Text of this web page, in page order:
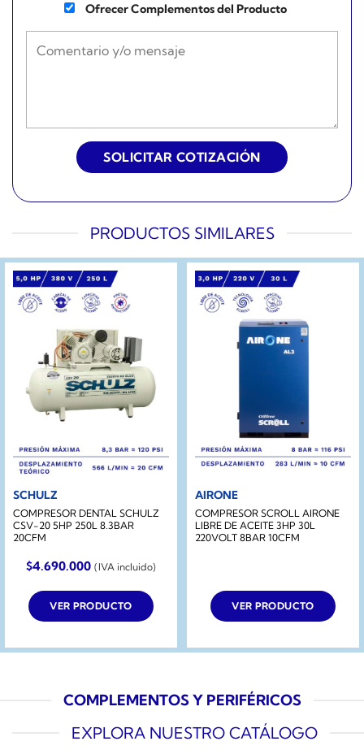
Ofrecer Complementos del Producto
PRODUCTOS SIMILARES
SCHULZ
COMPRESOR DENTAL SCHULZ
CSV-20 5HP 250L 8.3BAR
20CFM
$4.690.000 (IVA incluido)
VER PRODUCTO
AIRONE
COMPRESOR SCROLL AIRONE
LIBRE DE ACEITE 3HP 30L
220VOLT 8BAR 10CFM
VER PRODUCTO
COMPLEMENTOS Y PERIFÉRICOS
EXPLORA NUESTRO CATÁLOGO